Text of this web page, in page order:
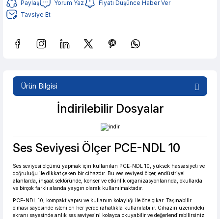
Paylaş Yorum Yaz
Fiyatı Düşünce Haber Ver
Tavsiye Et
Güvenilir Alışveriş
9.500,63 TL den başlayan taksitlerle! x 9 %2 İndirim
Ürün Bilgisi
İndirilebilir Dosyalar
Ses Seviyesi Ölçer PCE-NDL 10
Ses seviyesi ölçümü yapmak için kullanılan PCE-NDL 10, yüksek hassasiyeti ve
doğruluğu ile dikkat çeken bir cihazdır. Bu ses seviyesi ölçer, endüstriyel
alanlarda, inşaat sektöründe, konser ve etkinlik organizasyonlarında, okullarda
ve birçok farklı alanda yaygın olarak kullanılmaktadır.
PCE-NDL 10, kompakt yapısı ve kullanım kolaylığı ile öne çıkar. Taşınabilir
olması sayesinde istenilen her yerde rahatlıkla kullanılabilir. Cihazın üzerindeki
ekranı sayesinde anlık ses seviyesini kolayca okuyabilir ve değerlendirebilirsiniz.